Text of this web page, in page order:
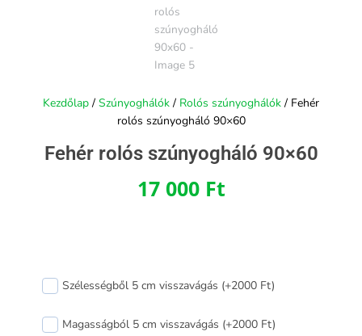
Kezdőlap / Szúnyoghálók / Rolós szúnyoghálók / Fehér
rolós szúnyogháló 90×60
Fehér rolós szúnyogháló 90×60
17 000 Ft
Szélességből 5 cm visszavágás (+2000 Ft)
Magasságból 5 cm visszavágás (+2000 Ft)
rolós
90x60